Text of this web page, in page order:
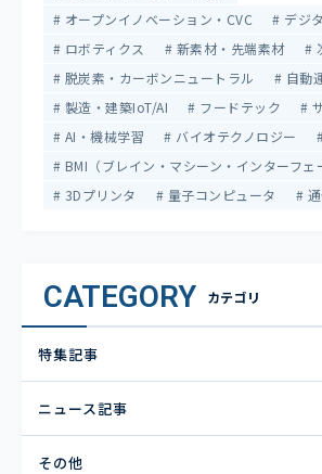
オープンイノベーション・CVC
デジ
ロボティクス
新素材・先端素材
脱炭素・カーボンニュートラル
自動
製造・建築IoT/AI
フードテック
AI・機械学習
バイオテクノロジー
BMI（ブレイン・マシーン・インターフェ
3Dプリンタ
量子コンピュータ
CATEGORY カテゴリ
特集記事
ニュース記事
その他